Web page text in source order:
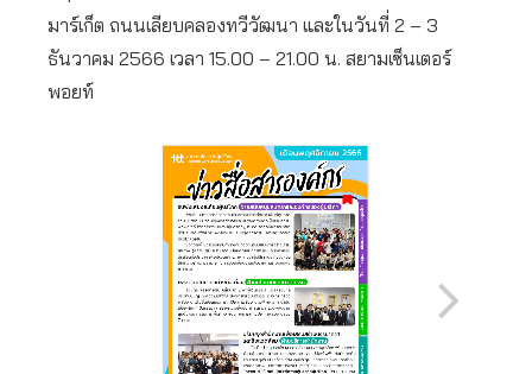
มาร์เก็ต ถนนเลียบคลองทวีวัฒนา และในวันที่ 2 – 3
ธันวาคม 2566 เวลา 15.00 – 21.00 น. สยามเซ็นเตอร์
พอยท์